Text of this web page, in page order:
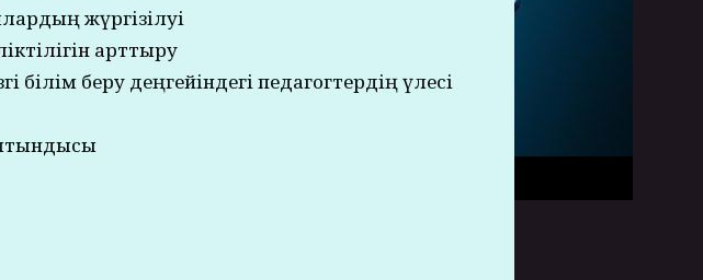
жүргізілуі
арттыру
білім беру деңгейіндегі педагогтердің үлесі